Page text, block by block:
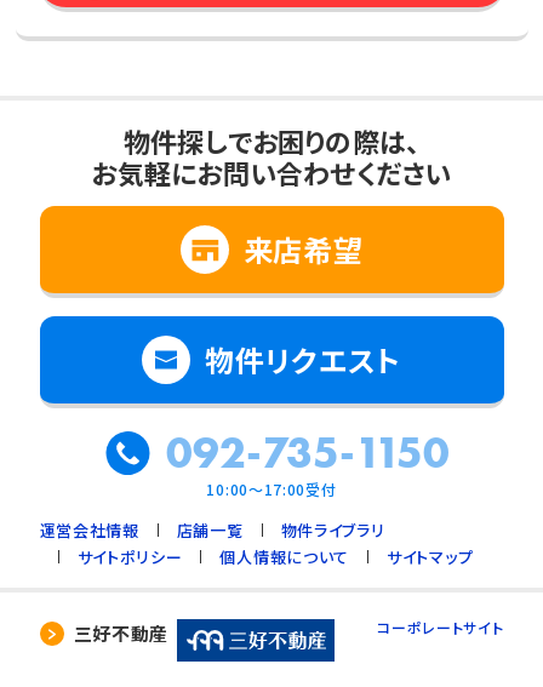
物件探しでお困りの際は、
お気軽にお問い合わせください
来店希望
物件リクエスト
092-735-1150
10:00～17:00受付
運営会社情報 店舗一覧
物件ライブラリ
サイトポリシー
個人情報について サイトマップ
三好不動産 コーポレートサイト